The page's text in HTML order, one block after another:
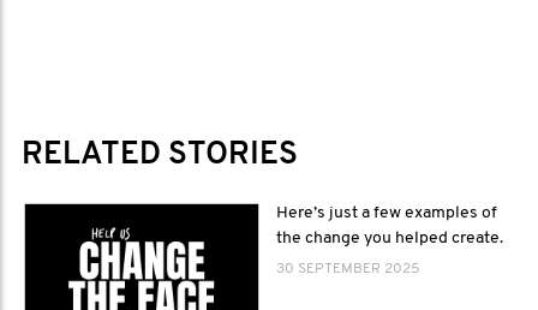
RELATED STORIES
Here’s just a few examples of
the change you helped create.
30 SEPTEMBER 2025